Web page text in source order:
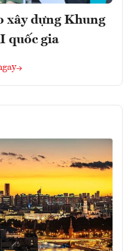
xây dựng Khung
quốc gia